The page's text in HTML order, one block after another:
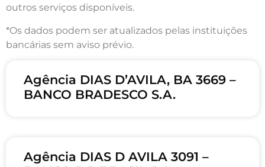
outros serviços disponíveis.
*Os dados podem ser atualizados pelas instituições
bancárias sem aviso prévio.
Agência DIAS D’AVILA, BA 3669 –
BANCO BRADESCO S.A.
Agência DIAS D AVILA 3091 –